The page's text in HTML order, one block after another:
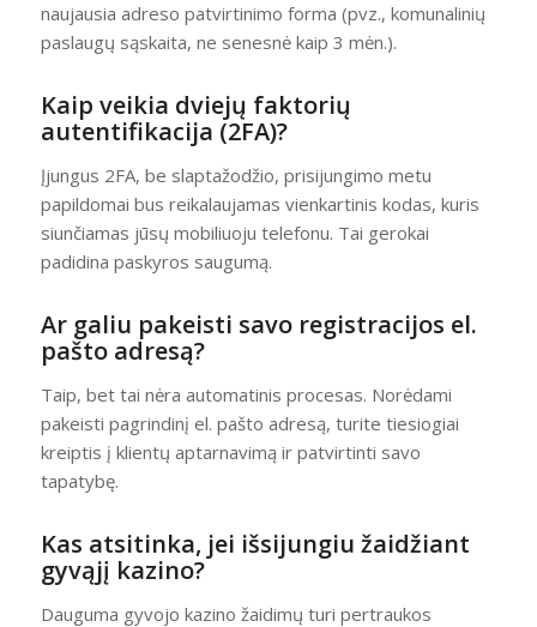
naujausia adreso patvirtinimo forma (pvz., komunalinių
paslaugų sąskaita, ne senesnė kaip 3 mėn.).
Kaip veikia dviejų faktorių
autentifikacija (2FA)?
Įjungus 2FA, be slaptažodžio, prisijungimo metu
papildomai bus reikalaujamas vienkartinis kodas, kuris
siunčiamas jūsų mobiliuoju telefonu. Tai gerokai
padidina paskyros saugumą.
Ar galiu pakeisti savo registracijos el.
pašto adresą?
Taip, bet tai nėra automatinis procesas. Norėdami
pakeisti pagrindinį el. pašto adresą, turite tiesiogiai
kreiptis į klientų aptarnavimą ir patvirtinti savo
tapatybę.
Kas atsitinka, jei išsijungiu žaidžiant
gyvąjį kazino?
Dauguma gyvojo kazino žaidimų turi pertraukos